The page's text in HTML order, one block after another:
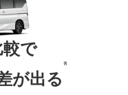
で
が出る
※